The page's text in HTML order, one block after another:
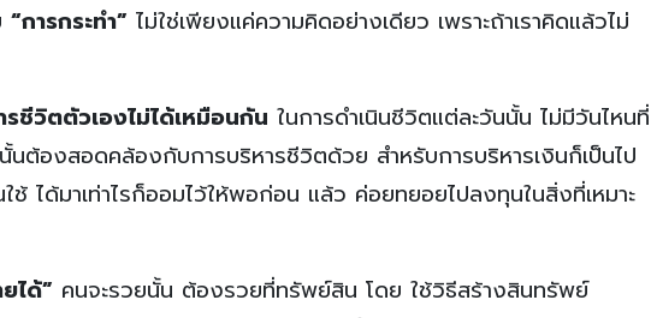
“การกระทำ” ไม่ใช่เพียงแค่ความคิดอย่างเดียว เพราะถ้าเราคิดแล้วไม่
รชีวิตตัวเองไม่ได้เหมือนกัน ในการดำเนินชีวิตแต่ละวันนั้น ไม่มีวันไหนที่
นั้นต้องสอดคล้องกับการบริหารชีวิตด้วย สำหรับการบริหารเงินก็เป็นไป
ได้มาเท่าไรก็ออมไว้ให้พอก่อน แล้ว ค่อยทยอยไปลงทุนในสิ่งที่เหมาะ
ได้” คนจะรวยนั้น ต้องรวยที่ทรัพย์สิน โดย ใช้วิธีสร้างสินทรัพย์